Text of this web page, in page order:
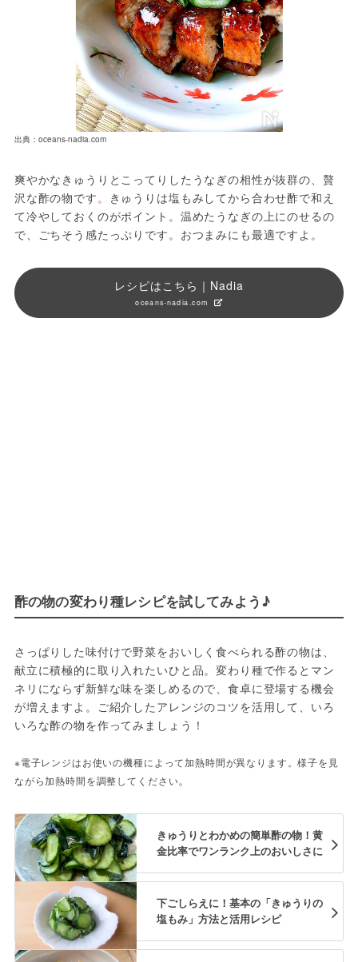
出典：oceans-nadia.com
爽やかなきゅうりとこってりしたうなぎの相性が抜群の、贅
沢な酢の物です 。
きゅうりは塩もみしてから合わせ酢で和え
て冷やしておくのがポイント。温めたうなぎの上にのせるの
で、ごちそう感たっぷりです。おつまみにも最適ですよ。
レシピはこちら｜Nadia
oceans-nadia.com
酢の物の変わり種レシピを試してみよう♪
さっぱりした味付けで野菜をおいしく食べられる酢の物は、
献立に積極的に取り入れたいひと品。変わり種で作るとマン
ネリにならず新鮮な味を楽しめるので、食卓に登場する機会
が増えますよ。ご紹介したアレンジのコツを活用して、いろ
いろな酢の物を作ってみましょう！
※電子レンジはお使いの機種によって加熱時間が異なります。様子を見
ながら加熱時間を調整してください。
きゅうりとわかめの簡単酢の物！黄
金比率でワンランク上のおいしさに
下ごしらえに！基本の「きゅうりの
塩もみ」方法と活用レシピ